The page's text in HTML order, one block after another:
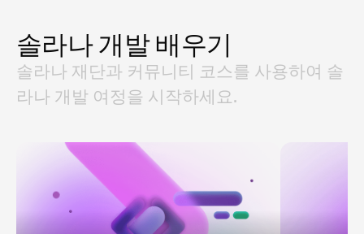
솔라나 개발 배우기
솔라나 재단과 커뮤니티 코스를 사용하여 솔
라나 개발 여정을 시작하세요.